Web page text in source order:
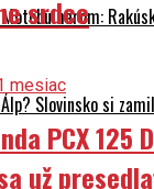
Slovinsko si
srdce
mesiac
PCX 125
už